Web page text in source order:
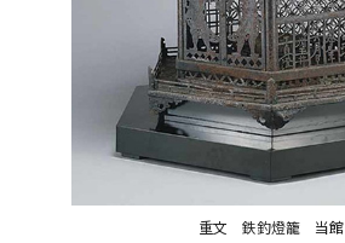
重文 鉄釣燈籠 当館